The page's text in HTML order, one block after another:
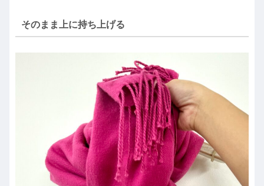
そのまま上に持ち上げる